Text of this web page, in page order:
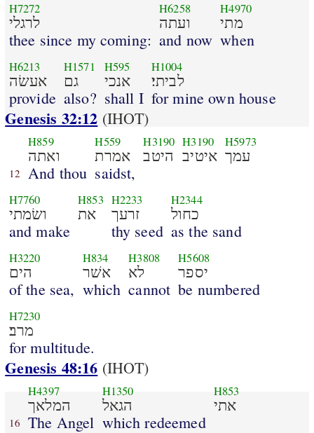
H7272
לרגלי
thee since my coming:
H6258
ועתה
and now
H4970
מתי
when
H6213
אעשׂה
provide
H1571
גם
also?
H595
אנכי
shall I
H1004
לביתי׃
for mine own house
Genesis 32:12 (IHOT)
12
H859
ואתה
And thou
H559
אמרת
saidst,
H3190
היטב
H3190
איטיב
H5973
עמך
H7760
ושׂמתי
and make
H853
את
H2233
זרעך
thy seed
H2344
כחול
as the sand
H3220
הים
of the sea,
H834
אשׁר
which
H3808
לא
cannot
H5608
יספר
be numbered
H7230
מרב׃
for multitude.
Genesis 48:16 (IHOT)
16
H4397
המלאך
The Angel
H1350
הגאל
which redeemed
H853
אתי